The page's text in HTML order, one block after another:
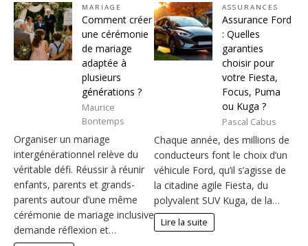
MARIAGE
Comment créer
une cérémonie
de mariage
adaptée à
plusieurs
générations ?
Maurice
Bontemps
Organiser un mariage
intergénérationnel relève du
véritable défi. Réussir à réunir
enfants, parents et grands-
parents autour d’une même
cérémonie de mariage inclusive
demande réflexion et…
ASSURANCES
Assurance Ford
: Quelles
garanties
choisir pour
votre Fiesta,
Focus, Puma
ou Kuga ?
Pascal Cabus
Chaque année, des millions de
conducteurs font le choix d’un
véhicule Ford, qu’il s’agisse de
la citadine agile Fiesta, du
polyvalent SUV Kuga, de la…
Lire la suite